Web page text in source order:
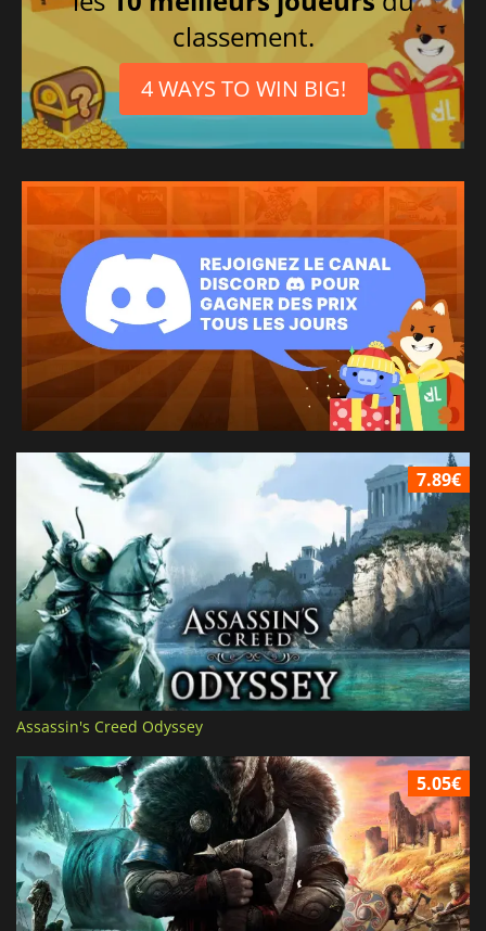
classement.
4 WAYS TO WIN BIG!
7.89€
Assassin's Creed Odyssey
5.05€